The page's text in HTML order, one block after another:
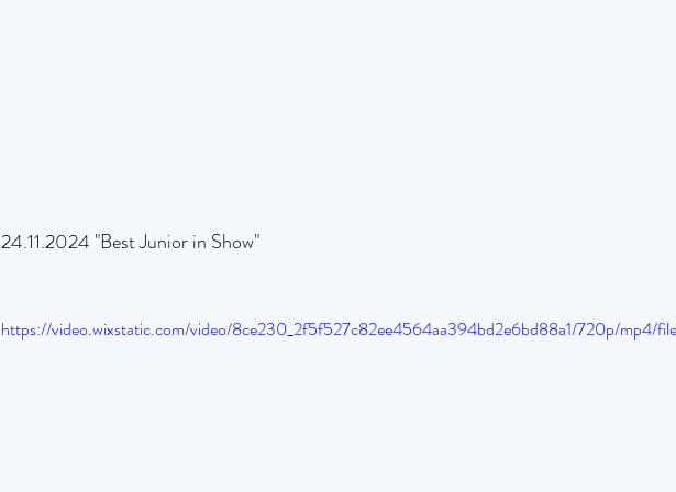
24.11.2024 "Best Junior in Show"
https://video.wixstatic.com/video/8ce230_2f5f527c82ee4564aa394bd2e6bd88a1/720p/mp4/